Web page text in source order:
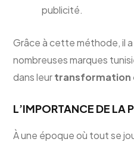
publicité.
Grâce à cette méthode, il
nombreuses marques
dans leurtransformation
L’IMPORTANCE DE LA
À une époque où tout se